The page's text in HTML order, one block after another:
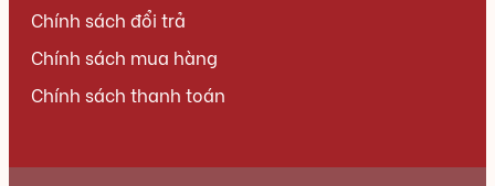
Chính sách đổi trả
Chính sách mua hàng
Chính sách thanh toán